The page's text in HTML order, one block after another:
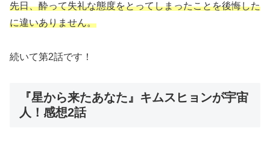
先日、酔って失礼な態度をとってしまったことを後悔した
に違いありません。
続いて第2話です！
『星から来たあなた』キムスヒョンが宇宙
人！感想2話